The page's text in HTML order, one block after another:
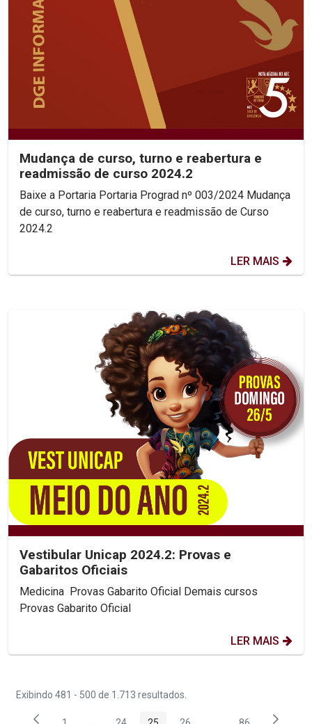
Mudança de curso, turno e reabertura e
readmissão de curso 2024.2
Baixe a Portaria Portaria Prograd nº 003/2024 Mudança
de curso, turno e reabertura e readmissão de Curso
2024.2
LER MAIS
Vestibular Unicap 2024.2: Provas e
Gabaritos Oficiais
Medicina Provas Gabarito Oficial Demais cursos
LER MAIS
Exibindo 481 - 500 de 1.713 resultados.